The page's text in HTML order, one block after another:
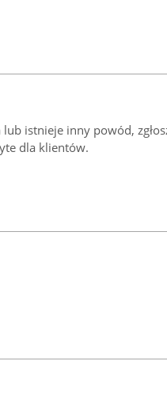
istnieje inny powód,
dla klientów.